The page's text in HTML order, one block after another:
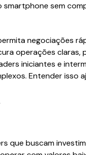
sem
negociações
operações
iniciantes e
Entender isso
que buscam